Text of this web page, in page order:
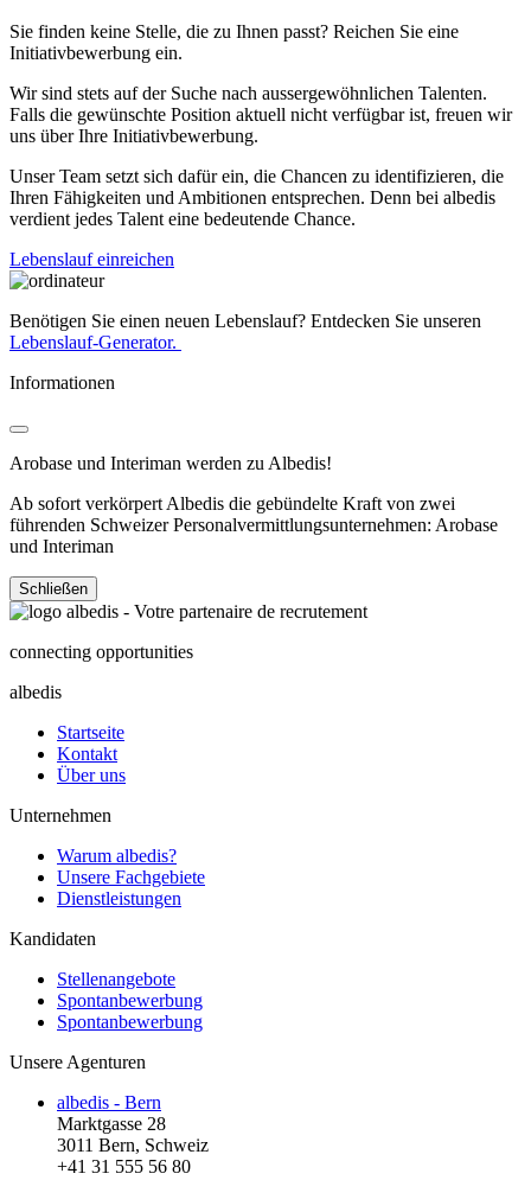
Sie finden keine Stelle, die zu Ihnen passt? Reichen Sie eine
Initiativbewerbung ein.
Wir sind stets auf der Suche nach aussergewöhnlichen Talenten.
Falls die gewünschte Position aktuell nicht verfügbar ist, freuen wir
uns über Ihre Initiativbewerbung.
Unser Team setzt sich dafür ein, die Chancen zu identifizieren, die
Ihren Fähigkeiten und Ambitionen entsprechen. Denn bei albedis
verdient jedes Talent eine bedeutende Chance.
Lebenslauf einreichen
Benötigen Sie einen neuen Lebenslauf? Entdecken Sie unseren
Lebenslauf-Generator.
Informationen
Arobase und Interiman werden zu Albedis!
Ab sofort verkörpert Albedis die gebündelte Kraft von zwei
führenden Schweizer Personalvermittlungsunternehmen: Arobase
und Interiman
Schließen
connecting opportunities
albedis
Startseite
Kontakt
Über uns
Unternehmen
Warum albedis?
Unsere Fachgebiete
Dienstleistungen
Kandidaten
Stellenangebote
Spontanbewerbung
Spontanbewerbung
Unsere Agenturen
albedis - Bern
Marktgasse 28
3011 Bern, Schweiz
+41 31 555 56 80